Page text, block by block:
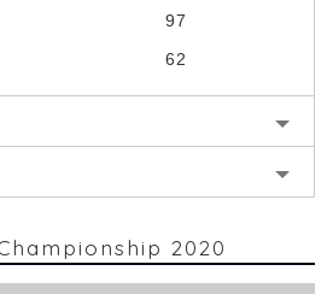
97
62
2020